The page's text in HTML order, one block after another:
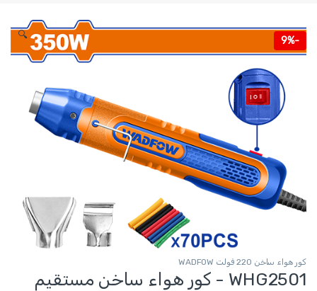
-
9%
🔍
كور هواء ساخن 220 فولت WADFOW
WHG2501 - كور هواء ساخن مستقيم